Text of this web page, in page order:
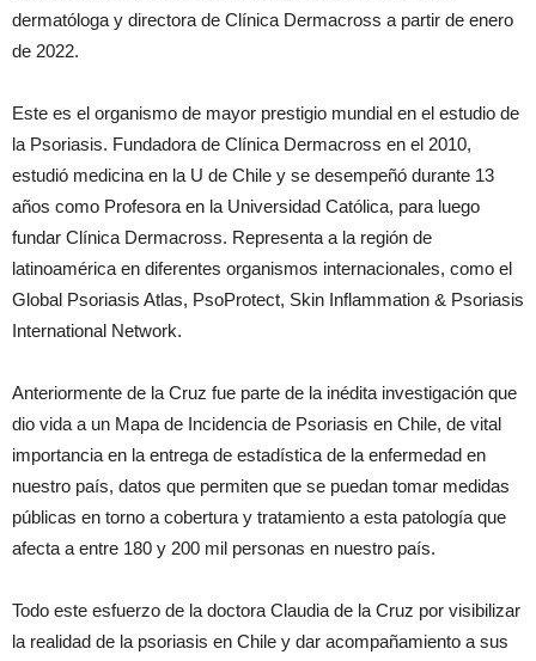
dermatóloga y directora de Clínica Dermacross a partir de enero
de 2022.
Este es el organismo de mayor prestigio mundial en el estudio de
la Psoriasis. Fundadora de Clínica Dermacross en el 2010,
estudió medicina en la U de Chile y se desempeñó durante 13
años como Profesora en la Universidad Católica, para luego
fundar Clínica Dermacross. Representa a la región de
latinoamérica en diferentes organismos internacionales, como el
Global Psoriasis Atlas, PsoProtect, Skin Inflammation & Psoriasis
International Network.
Anteriormente de la Cruz fue parte de la inédita investigación que
dio vida a un Mapa de Incidencia de Psoriasis en Chile, de vital
importancia en la entrega de estadística de la enfermedad en
nuestro país, datos que permiten que se puedan tomar medidas
públicas en torno a cobertura y tratamiento a esta patología que
afecta a entre 180 y 200 mil personas en nuestro país.
Todo este esfuerzo de la doctora Claudia de la Cruz por visibilizar
la realidad de la psoriasis en Chile y dar acompañamiento a sus